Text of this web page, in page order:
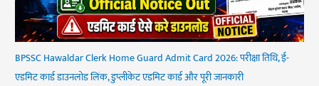
BPSSC Hawaldar Clerk Home Guard Admit Card 2026: परीक्षा तिथि, ई-
एडमिट कार्ड डाउनलोड लिंक, डुप्लीकेट एडमिट कार्ड और पूरी जानकारी